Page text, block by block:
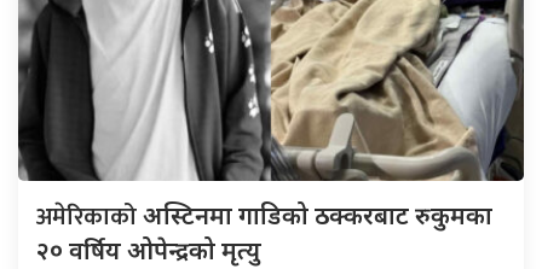
अमेरिकाकोअस्टिनमा गाडिको ठक्करबाट रुकुमका
२० वर्षिय ओपेन्द्रको मृत्यु